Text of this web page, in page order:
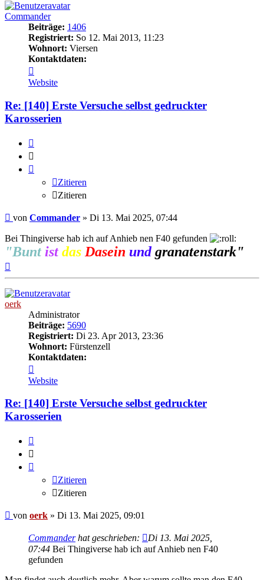
Commander
Beiträge: 1406
Registriert: So 12. Mai 2013, 11:23
Wohnort: Viersen
Kontaktdaten:
von
Commander
Website
Re: [140] Erste Versuche selbst gedruckter
Karosserien
Zitieren
Zitieren
Beitrag
von Commander » Di 13. Mai 2025, 07:44
Bei Thingiverse hab ich auf Anhieb nen F40 gefunden
"Bunt ist das Dasein undgranatenstark"
oerk
Administrator
Beiträge: 5690
Registriert: Di 23. Apr 2013, 23:36
Wohnort: Fürstenzell
Kontaktdaten:
von
oerk
Website
Re: [140] Erste Versuche selbst gedruckter
Karosserien
Zitieren
Zitieren
Beitrag
von oerk » Di 13. Mai 2025, 09:01
Commanderhat geschrieben:
Di 13. Mai 2025,
07:44 Bei Thingiverse hab ich auf Anhieb nen F40
gefunden